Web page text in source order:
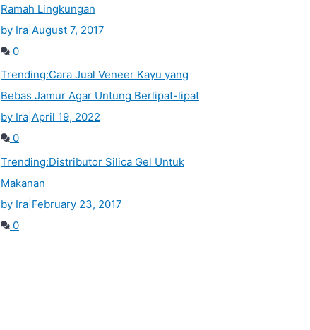
Ramah Lingkungan
by Ira August 7, 2017
0
Trending:Cara Jual Veneer Kayu yang
Bebas Jamur Agar Untung Berlipat-lipat
by Ira April 19, 2022
0
Trending:Distributor Silica Gel Untuk
Makanan
by Ira February 23, 2017
0